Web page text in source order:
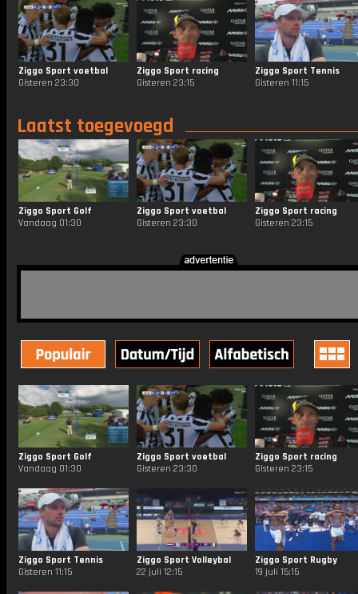
Ziggo Sport voetbal
Gisteren 23:30
Ziggo Sport racing
Gisteren 23:15
Ziggo Sport Tennis
Gisteren 11:15
Laatst toegevoegd
Ziggo Sport Golf
Vandaag 01:30
Ziggo Sport voetbal
Gisteren 23:30
Ziggo Sport racing
Gisteren 23:15
Ziggo Sport Golf
Vandaag 01:30
Ziggo Sport voetbal
Gisteren 23:30
Ziggo Sport racing
Gisteren 23:15
Ziggo Sport Tennis
Gisteren 11:15
Ziggo Sport Volleybal
22 juli 12:15
Ziggo Sport Rugby
19 juli 15:15